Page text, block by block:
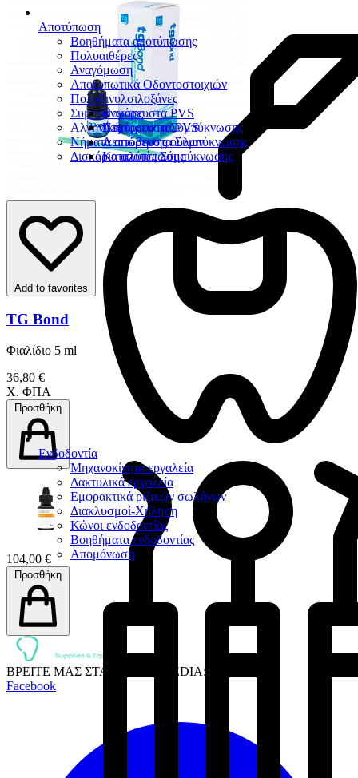
Αποτύπωση
Βοηθήματα αποτύπωσης
Πολυαιθέρες
Αναγόμωση
Αποτυπωτικά Οδοντοστοιχιών
Πολυβινυλσιλοξάνες
Παχύρευστα PVS
Λεπτόρευστα PVS
Συμπύκνωσης
Παχύρευστα Συμπύκνωσης
Λεπτόρευστα Συμπύκνωσης
Καταλύτες Σύμπύκνωσης
Αλγηνικά
Νήματα απώθησης ούλων
Δισκάρια αποτύπωσης
Ενδοδοντία
Μηχανοκίνητα εργαλεία
Δακτυλικά εργαλεία
Εμφρακτικά ριζικών σωλήνων
Διακλυσμοί-Χήληση
Κώνοι ενδοδοντίας
Βοηθήματα ενδοδοντίας
Απομόνωση
Add to favorites
TG Bond
Φιαλίδιο 5 ml
36,80 €
Χ. ΦΠΑ
Προσθήκη
104,00 €
Προσθήκη
ΒΡΕΙΤΕ ΜΑΣ ΣΤΑ SOCIAL MEDIA:
Facebook